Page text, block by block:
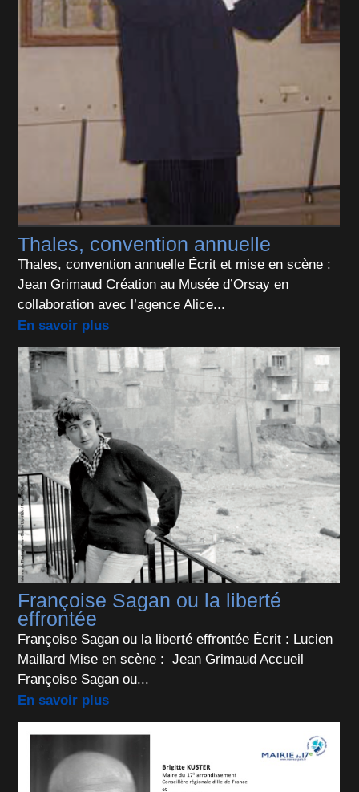
Thales, convention annuelle
Thales, convention annuelle Écrit et mise en scène :
Jean Grimaud Création au Musée d’Orsay en
collaboration avec l’agence Alice...
En savoir plus
Françoise Sagan ou la liberté
effrontée
Françoise Sagan ou la liberté effrontée Écrit : Lucien
Maillard Mise en scène : Jean Grimaud Accueil
Françoise Sagan ou...
En savoir plus